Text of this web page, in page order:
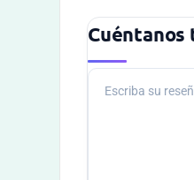
Cuéntanos